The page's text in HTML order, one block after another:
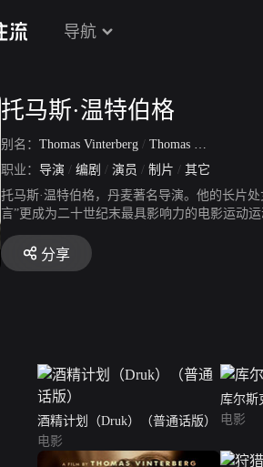
导航
托马斯·温特伯格
别名： Thomas Vinterberg / Thomas Winterberg
职业： 导演 / 编剧 / 演员 / 制片 / 其它
托马斯·温特伯格，丹麦著名导演。他的长片
言”更成为二十世纪末最具影响力的电影运动
奖，接着又得到欧洲电影奖年度最佳新导演
麦创下入围7项全数得奖的光荣纪录。之后温
分享
酒精计划（Druk）（普通话版）
电影
库尔斯
电影